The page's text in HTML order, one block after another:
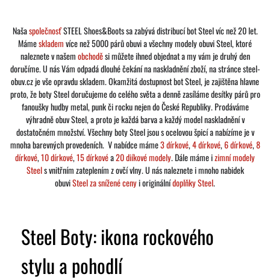
NašaspolečnosťSTEEL Shoes&Boots sa zabývá distribucí bot Steel víc než 20 let.
Mámesklademvíce než 5000 párů obuvi a všechny modely obuvi Steel, ktoré
naleznete v našemobchoděsi můžete ihned objednat a my vám je druhý den
doručíme. U nás Vám odpadá dlouhé čekání na naskladnění zboží, na stránce steel-
obuv.cz je vše opravdu skladem. Okamžitá dostupnost bot Steel, je zajištěna hlavne
proto, že boty Steel doručujeme do celého světa a denně zasíláme desítky párů pro
fanoušky hudby metal, punk či rocku nejen do České Republiky. Prodáváme
výhradně obuv Steel, a proto je každá barva a každý model naskladnění v
dostatočném množství. Všechny boty Steel jsou s ocelovou špicí a nabízíme je v
mnoha barevných provedeních. V nabídce máme3 dírkové,4 dírkové,6 dírkové,8
dírkové,10 dírkové,15 dírkovéa20 diíkové modely. Dále máme izimní modely
Steels vnitřním zateplením z ovčí vlny. U nás naleznete i mnoho nabidek
obuviSteel za snížené cenyi originálnídoplňky Steel.
Steel Boty: ikona rockového
stylu a pohodlí